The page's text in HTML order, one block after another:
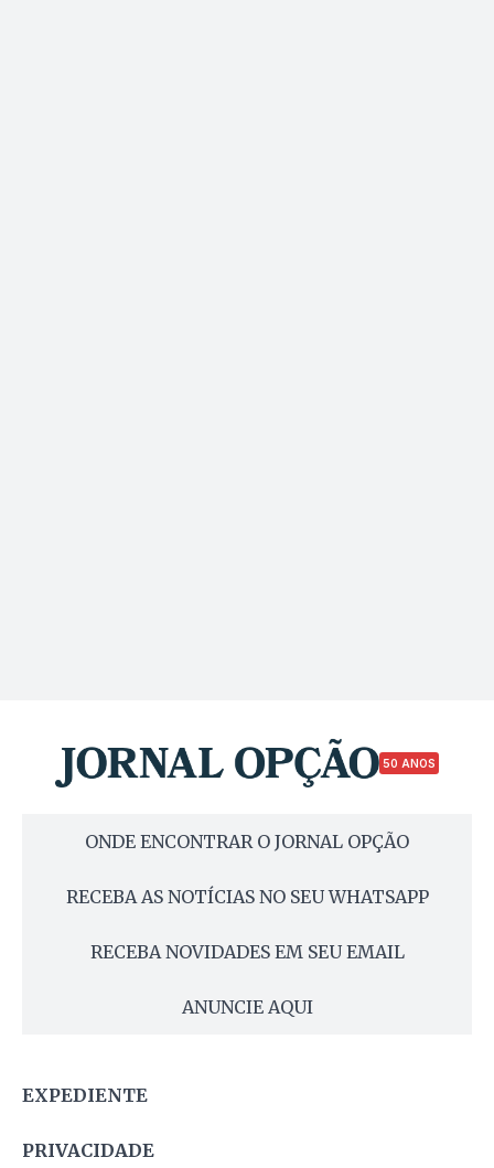
50 ANOS
ONDE ENCONTRAR O JORNAL OPÇÃO
RECEBA AS NOTÍCIAS NO SEU WHATSAPP
RECEBA NOVIDADES EM SEU EMAIL
ANUNCIE AQUI
EXPEDIENTE
PRIVACIDADE